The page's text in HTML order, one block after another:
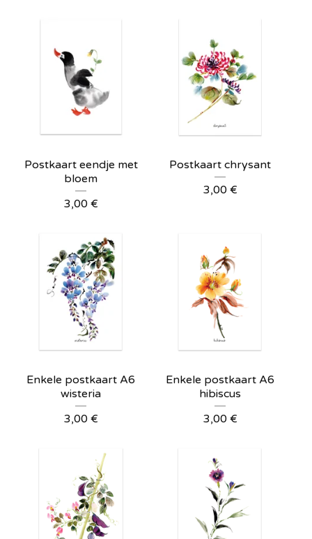
Postkaart eendje met
bloem
3,00 €
Postkaart chrysant
3,00 €
Enkele postkaart A6
wisteria
3,00 €
Enkele postkaart A6
hibiscus
3,00 €